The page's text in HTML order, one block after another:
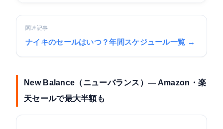
関連記事
ナイキのセールはいつ？年間スケジュール一覧 →
New Balance（ニューバランス）— Amazon・楽
天セールで最大半額も